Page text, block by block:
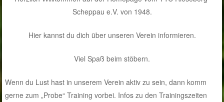
Scheppau e.V. von 1948.
Hier kannst du dich über unseren Verein informieren.
Viel Spaß beim stöbern.
Wenn du Lust hast in unserem Verein aktiv zu sein, dann komm
gerne zum „Probe“ Training vorbei. Infos zu den Trainingszeiten